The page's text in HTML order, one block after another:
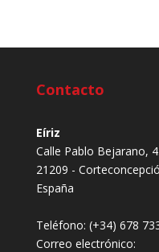
Contacto
Eíriz
Calle Pablo Bejarano,
21209 -
España
Teléfono: (+34) 678
Correo electrónico: